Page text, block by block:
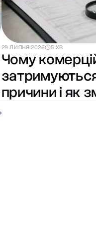
29 ЛИПНЯ 2026 5 ХВ
Чому
причини і як